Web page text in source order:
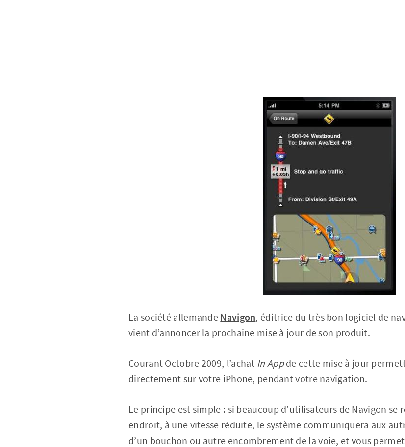
La société allemande Navigon, éditrice du très bon logiciel de
vient d’annoncer la prochaine mise à jour de son produit.
Courant Octobre 2009, l’achat In Appde cette mise à jour
directement sur votre iPhone, pendant votre navigation.
Le principe est simple : si beaucoup d’utilisateurs de Navigon se
endroit, à une vitesse réduite, le système communiquera aux
d’un bouchon ou autre encombrement de la voie, et vous